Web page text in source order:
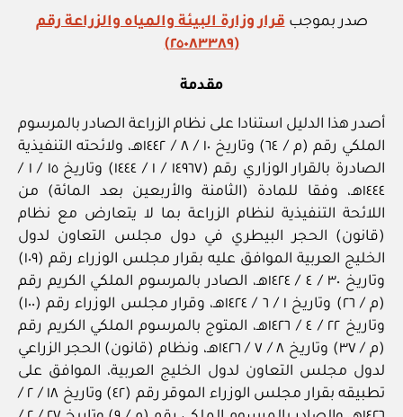
صدر بموجب قرار وزارة البيئة والمياه والزراعة رقم
(٢٥٠٨٣٣٨٩)
مقدمة
أصدر هذا الدليل استنادا على نظام الزراعة الصادر بالمرسوم
الملكي رقم (م / ٦٤) وتاريخ ١٠ / ٨ / ١٤٤٢هـ، ولائحته التنفيذية
الصادرة بالقرار الوزاري رقم (١٤٩٦٧ / ١ / ١٤٤٤) وتاريخ ١٥ / ١ /
١٤٤٤هـ، وفقا للمادة (الثامنة والأربعين بعد المائة) من
اللائحة التنفيذية لنظام الزراعة بما لا يتعارض مع نظام
(قانون) الحجر البيطري في دول مجلس التعاون لدول
الخليج العربية الموافق عليه بقرار مجلس الوزراء رقم (١٠٩)
وتاريخ ٣٠ / ٤ / ١٤٢٤هـ، الصادر بالمرسوم الملكي الكريم رقم
(م / ٢٦) وتاريخ ١ / ٦ / ١٤٢٤هـ، وقرار مجلس الوزراء رقم (١٠٠)
وتاريخ ٢٢ / ٤ / ١٤٢٦هـ، المتوج بالمرسوم الملكي الكريم رقم
(م / ٣٧) وتاريخ ٨ / ٧ / ١٤٢٦هـ، ونظام (قانون) الحجر الزراعي
لدول مجلس التعاون لدول الخليج العربية، الموافق على
تطبيقه بقرار مجلس الوزراء الموقر رقم (٤٢) وتاريخ ١٨ / ٢ /